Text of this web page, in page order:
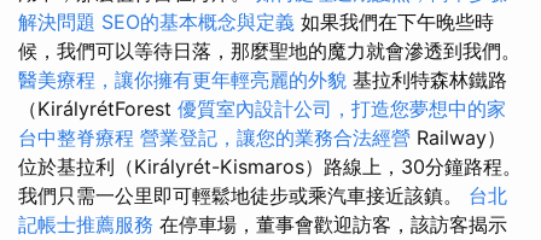
解決問題 SEO的基本概念與定義 如果我們在下午晚些時
候，我們可以等待日落，那麼聖地的魔力就會滲透到我們。
醫美療程，讓你擁有更年輕亮麗的外貌 基拉利特森林鐵路
（KirályrétForest 優質室內設計公司，打造您夢想中的家
台中整脊療程 營業登記，讓您的業務合法經營 Railway）
位於基拉利（Királyrét-Kismaros）路線上，30分鐘路程。
我們只需一公里即可輕鬆地徒步或乘汽車接近該鎮。 台北
記帳士推薦服務 在停車場，董事會歡迎訪客，該訪客揭示